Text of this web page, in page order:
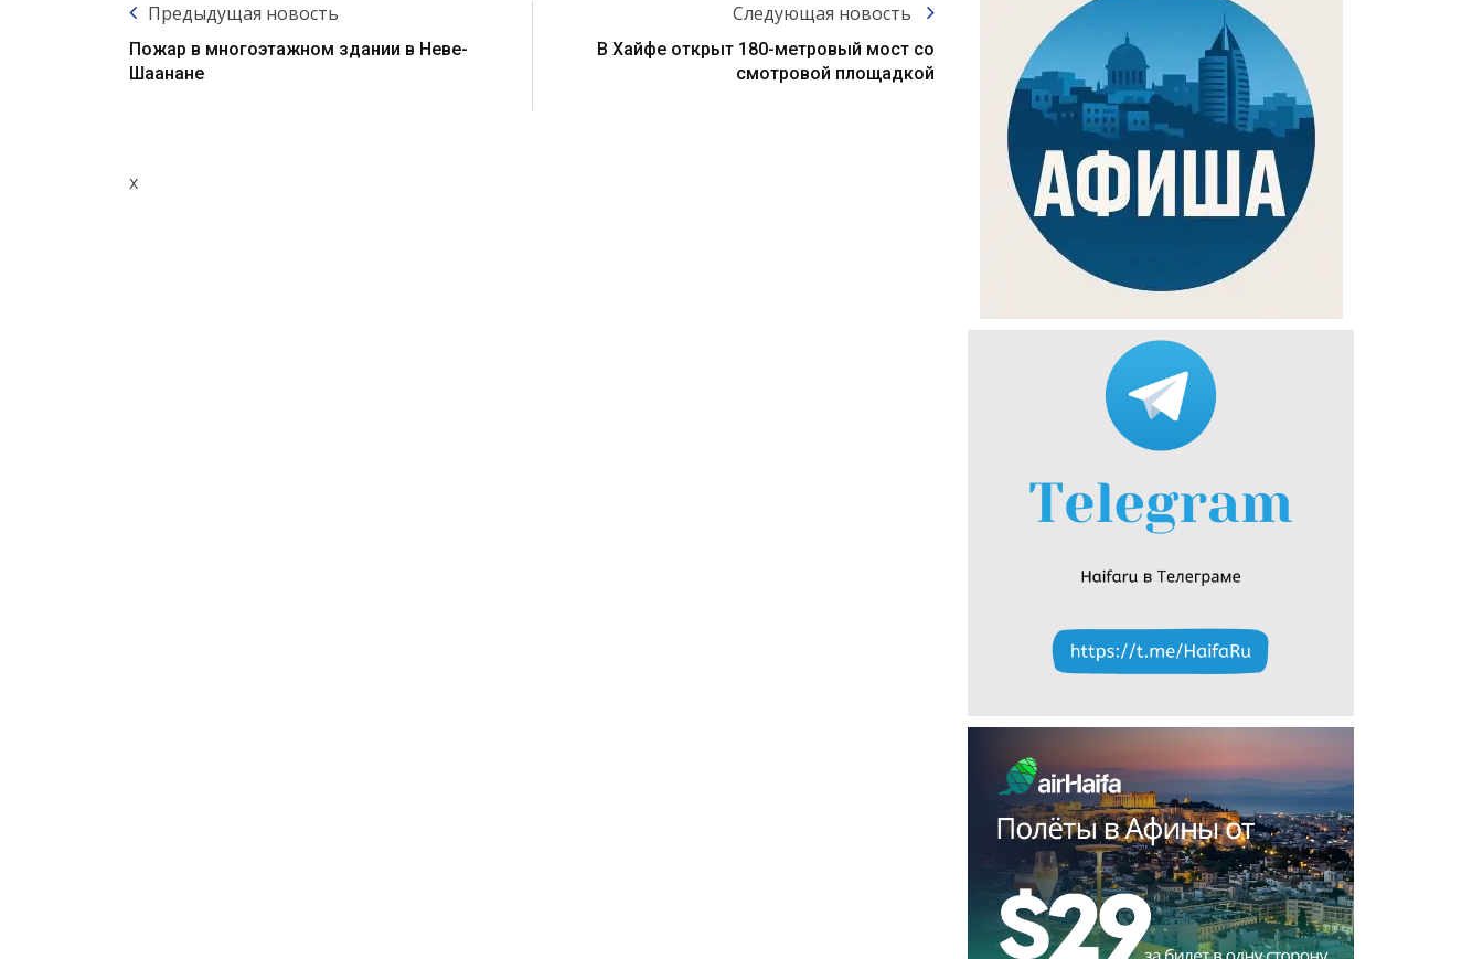
Предыдущая новость
Пожар в многоэтажном здании в Неве-
Шаанане
Следующая новость
В Хайфе открыт 180-метровый мост со
смотровой площадкой
x